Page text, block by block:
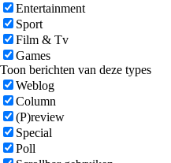
Entertainment
Sport
Film & Tv
Games
Toon berichten van deze types
Weblog
Column
(P)review
Special
Poll